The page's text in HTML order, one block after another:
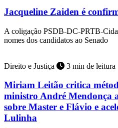
Jacqueline Zaiden é
A coligação PSDB-DC-PRTB-
nomes dos candidatos ao Senado
Direito e Justiça 3 min de leitura
Miriam Leitão critica
ministro André Mendonça
sobre Master e Flávio e
Lulinha